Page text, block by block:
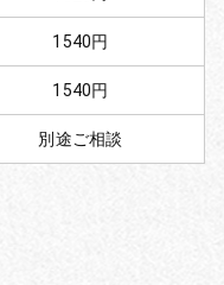
1540円
1540円
別途ご相談